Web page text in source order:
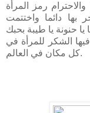
رمز المرأة
بها دائما واختتمت
الشكر للمرأة في
كل مكان في العالم.